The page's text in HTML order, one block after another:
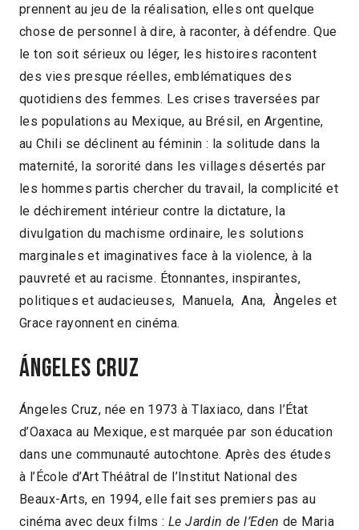
prennent au jeu de la réalisation, elles ont quelque
chose de personnel à dire, à raconter, à défendre. Que
le ton soit sérieux ou léger, les histoires racontent
des vies presque réelles, emblématiques des
quotidiens des femmes. Les crises traversées par
les populations au Mexique, au Brésil, en Argentine,
au Chili se déclinent au féminin : la solitude dans la
maternité, la sororité dans les villages désertés par
les hommes partis chercher du travail, la complicité et
le déchirement intérieur contre la dictature, la
divulgation du machisme ordinaire, les solutions
marginales et imaginatives face à la violence, à la
pauvreté et au racisme. Étonnantes, inspirantes,
politiques et audacieuses, Manuela, Ana, Àngeles et
Grace rayonnent en cinéma.
ÁNGELES CRUZ
Ángeles Cruz, née en 1973 à Tlaxiaco, dans l’État
d’Oaxaca au Mexique, est marquée par son éducation
dans une communauté autochtone. Après des études
à l’École d’Art Théâtral de l’Institut National des
Beaux-Arts, en 1994, elle fait ses premiers pas au
cinéma avec deux films : Le Jardin de l’Eden de Maria